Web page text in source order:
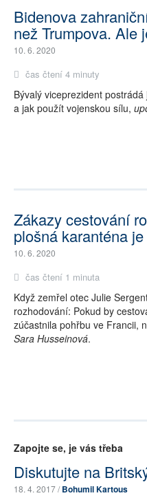
Bidenova
než Trumpova. Ale
10. 6. 2020
čas čtení 4 minuty
Bývalý viceprezident
a jak použít vojenskou sílu,
Zákazy cestování
plošná karanténa
10. 6. 2020
čas čtení 1 minuta
Když zemřel otec Julie
rozhodování: Pokud by
zúčastnila pohřbu ve Francii,
Sara Husseinová.
Zapojte se, je vás třeba
Diskutujte na
18. 4. 2017 /Bohumil Kartous